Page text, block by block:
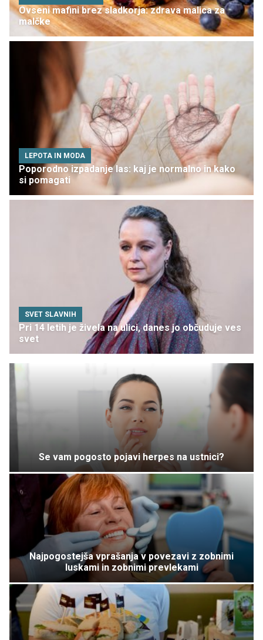
Ovseni mafini brez sladkorja: zdrava malica za
malčke
LEPOTA IN MODA
Poporodno izpadanje las: kaj je normalno in kako
si pomagati
SVET SLAVNIH
Pri 14 letih je živela na ulici, danes jo občuduje ves
svet
Se vam pogosto pojavi herpes na ustnici?
Najpogostejša vprašanja v povezavi z zobnimi
luskami in zobnimi prevlekami